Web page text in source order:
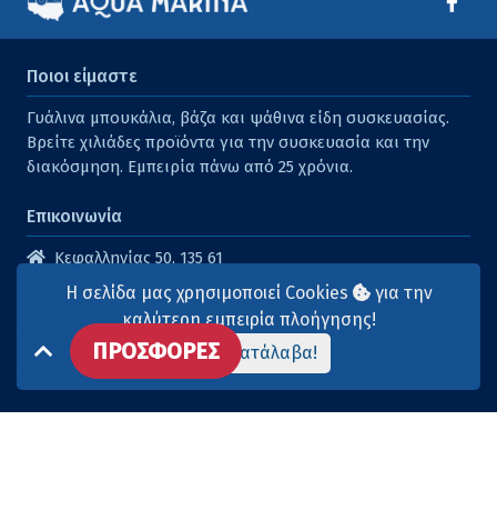
Ποιοι είμαστε
Γυάλινα μπουκάλια, βάζα και ψάθινα είδη συσκευασίας.
Βρείτε χιλιάδες προϊόντα για την συσκευασία και την
διακόσμηση. Εμπειρία πάνω από 25 χρόνια.
Επικοινωνία
Κεφαλληνίας 50, 135 61
Άγιοι Ανάργυροι
210 2614316
210 2615904
info@aqua-marina.gr
ΠΡΟΣΦΟΡΕΣ
Η σελίδα μας χρησιμοποιεί Cookies
για την
καλύτερη εμπειρία πλοήγησης!
Το κατάλαβα!